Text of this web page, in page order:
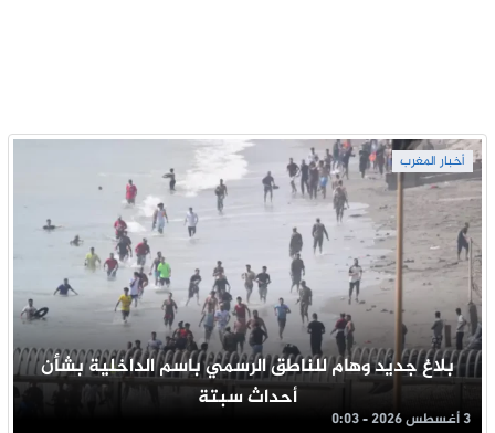
أخبار المغرب
بلاغ جديد وهام للناطق الرسمي باسم الداخلية بشأن
أحداث سبتة
3 أغسطس 2026 - 0:03